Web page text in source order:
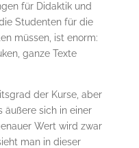
für Didaktik und
Studenten für die
müssen, ist enorm:
ganze Tex­te
der Kurse, aber
äußere sich in einer
Wert wird zwar
man in dieser